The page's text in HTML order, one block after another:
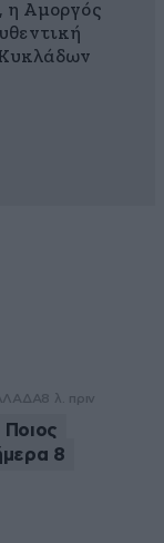
η Αμοργός
8 λ. πριν
Ποιος
8